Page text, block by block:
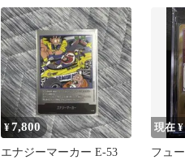
¥7,800
エナジーマーカー E-53
現在 ¥
フュ